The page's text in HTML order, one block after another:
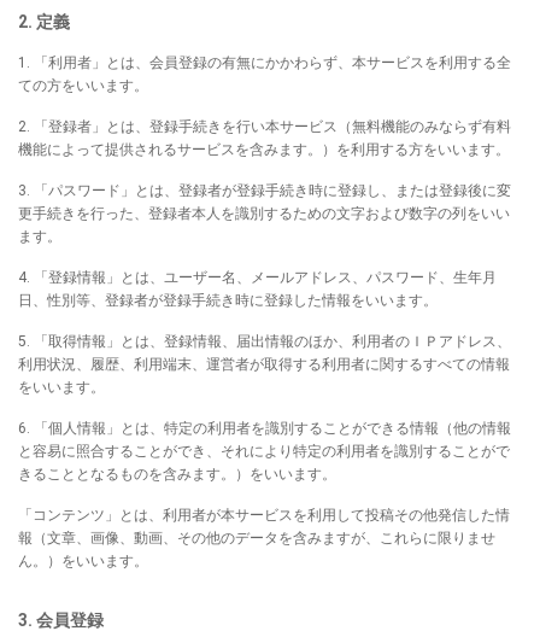
2. 定義
1. 「利用者」とは、会員登録の有無にかかわらず、本サービスを利用する全
ての方をいいます。
2. 「登録者」とは、登録手続きを行い本サービス（無料機能のみならず有料
機能によって提供されるサービスを含みます。）を利用する方をいいます。
3. 「パスワード」とは、登録者が登録手続き時に登録し、または登録後に変
更手続きを行った、登録者本人を識別するための文字および数字の列をいい
ます。
4. 「登録情報」とは、ユーザー名、メールアドレス、パスワード、生年月
日、性別等、登録者が登録手続き時に登録した情報をいいます。
5. 「取得情報」とは、登録情報、届出情報のほか、利用者のＩＰアドレス、
利用状況、履歴、利用端末、運営者が取得する利用者に関するすべての情報
をいいます。
6. 「個人情報」とは、特定の利用者を識別することができる情報（他の情報
と容易に照合することができ、それにより特定の利用者を識別することがで
きることとなるものを含みます。）をいいます。
「コンテンツ」とは、利用者が本サービスを利用して投稿その他発信した情
報（文章、画像、動画、その他のデータを含みますが、これらに限りませ
ん。）をいいます。
3. 会員登録